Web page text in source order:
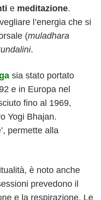
e meditazione.
l’energia che si
(muladhara
.
sia stato portato
e in Europa nel
fino al 1969,
Yogi Bhajan.
permette alla
è noto anche
prevedono il
e la respirazione. Le